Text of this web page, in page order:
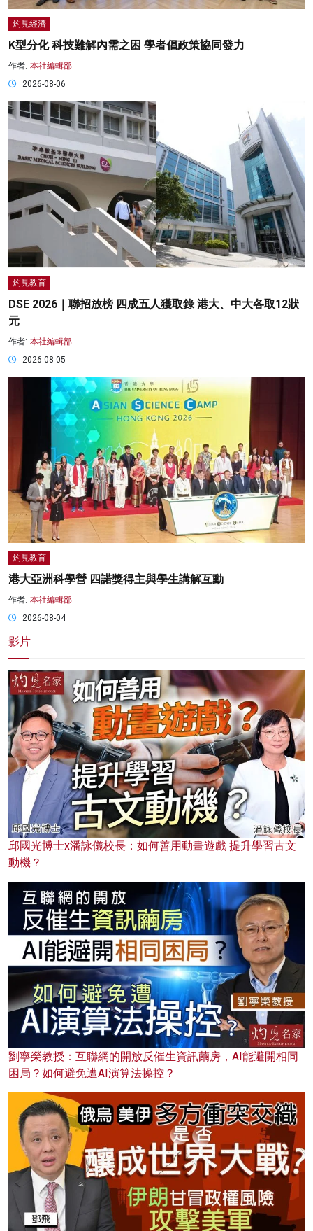
灼見經濟
K型分化 科技難解內需之困 學者倡政策協同發力
作者: 本社編輯部
2026-08-06
灼見教育
DSE 2026｜聯招放榜 四成五人獲取錄 港大、中大各取12狀
元
作者: 本社編輯部
2026-08-05
灼見教育
港大亞洲科學營 四諾獎得主與學生講解互動
作者: 本社編輯部
2026-08-04
影片
邱國光博士x潘詠儀校長：如何善用動畫遊戲 提升學習古文
動機？
劉寧榮教授：互聯網的開放反催生資訊繭房，AI能避開相同
困局？如何避免遭AI演算法操控？